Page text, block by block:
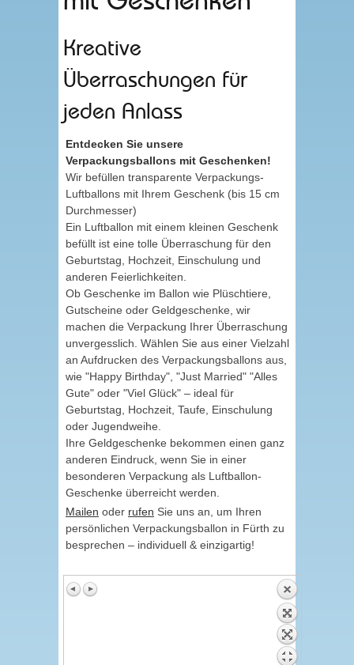
Kreative
Überraschungen für
jeden Anlass
Entdecken Sie unsere
Verpackungsballons mit Geschenken!
Wir befüllen transparente Verpackungs-
Luftballons mit Ihrem Geschenk (bis 15 cm
Durchmesser)
Ein Luftballon mit einem kleinen Geschenk
befüllt ist eine tolle Überraschung für den
Geburtstag, Hochzeit, Einschulung und
anderen Feierlichkeiten.
Ob Geschenke im Ballon wie Plüschtiere,
Gutscheine oder Geldgeschenke, wir
machen die Verpackung Ihrer Überraschung
unvergesslich. Wählen Sie aus einer Vielzahl
an Aufdrucken des Verpackungsballons aus,
wie "Happy Birthday", "Just Married" "Alles
Gute" oder "Viel Glück" – ideal für
Geburtstag, Hochzeit, Taufe, Einschulung
oder Jugendweihe.
Ihre Geldgeschenke bekommen einen ganz
anderen Eindruck, wenn Sie in einer
besonderen Verpackung als Luftballon-
Geschenke überreicht werden.
Mailen oder rufen Sie uns an, um Ihren
persönlichen Verpackungsballon in Fürth zu
besprechen – individuell & einzigartig!